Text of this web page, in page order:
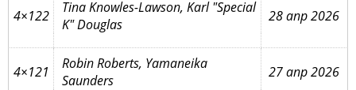
4×122
Tina Knowles-Lawson, Karl "Special
K" Douglas
28 апр 2026
4×121
Robin Roberts, Yamaneika
Saunders
27 апр 2026